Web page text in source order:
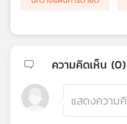
ความคิดเห็น (0)